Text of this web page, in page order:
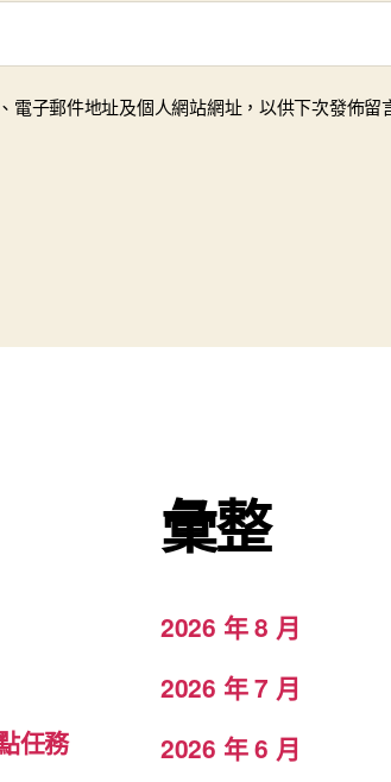
電子郵件地址及個人網站網址，以供下次發佈留
任務
彙整
2026 年 8 月
2026 年 7 月
2026 年 6 月